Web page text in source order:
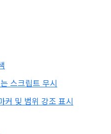
스크립트 무시
커 및 범위 강조 표시